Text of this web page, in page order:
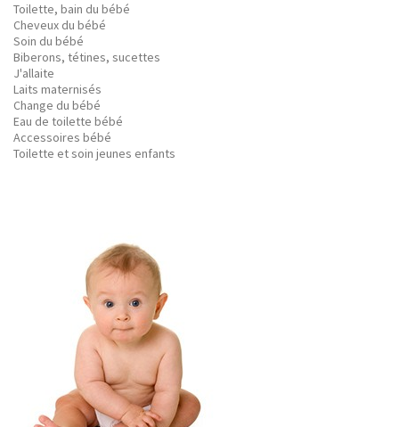
Toilette, bain du bébé
Cheveux du bébé
Soin du bébé
Biberons, tétines, sucettes
J'allaite
Laits maternisés
Change du bébé
Eau de toilette bébé
Accessoires bébé
Toilette et soin jeunes enfants